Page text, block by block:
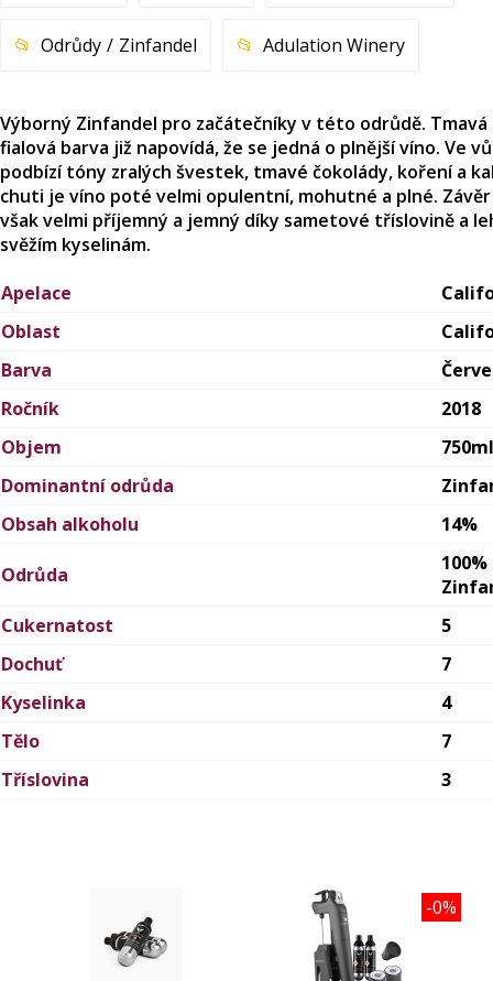
Odrůdy Zinfandel Adulation Winery
Apelace
Oblast
Barva
Ročník
2018
Objem
750ml
Dominantní odrůda
Obsah alkoholu
14%
Odrůda
100%
Cukernatost
5
Dochuť
7
Kyselinka
4
Tělo
7
Tříslovina
3
Výborný Zinfandel pro začátečníky v této odrůdě. Tmavá
fialová barva již napovídá, že se jedná o plnější víno. Ve
podbízí tóny zralých švestek, tmavé čokolády, koření a
chuti je víno poté velmi opulentní, mohutné a plné.
však velmi příjemný a jemný díky sametové tříslovině a
svěžím kyselinám.
-0%